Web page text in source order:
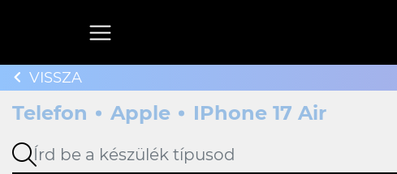
VISSZA
Telefon Apple IPhone 17 Air